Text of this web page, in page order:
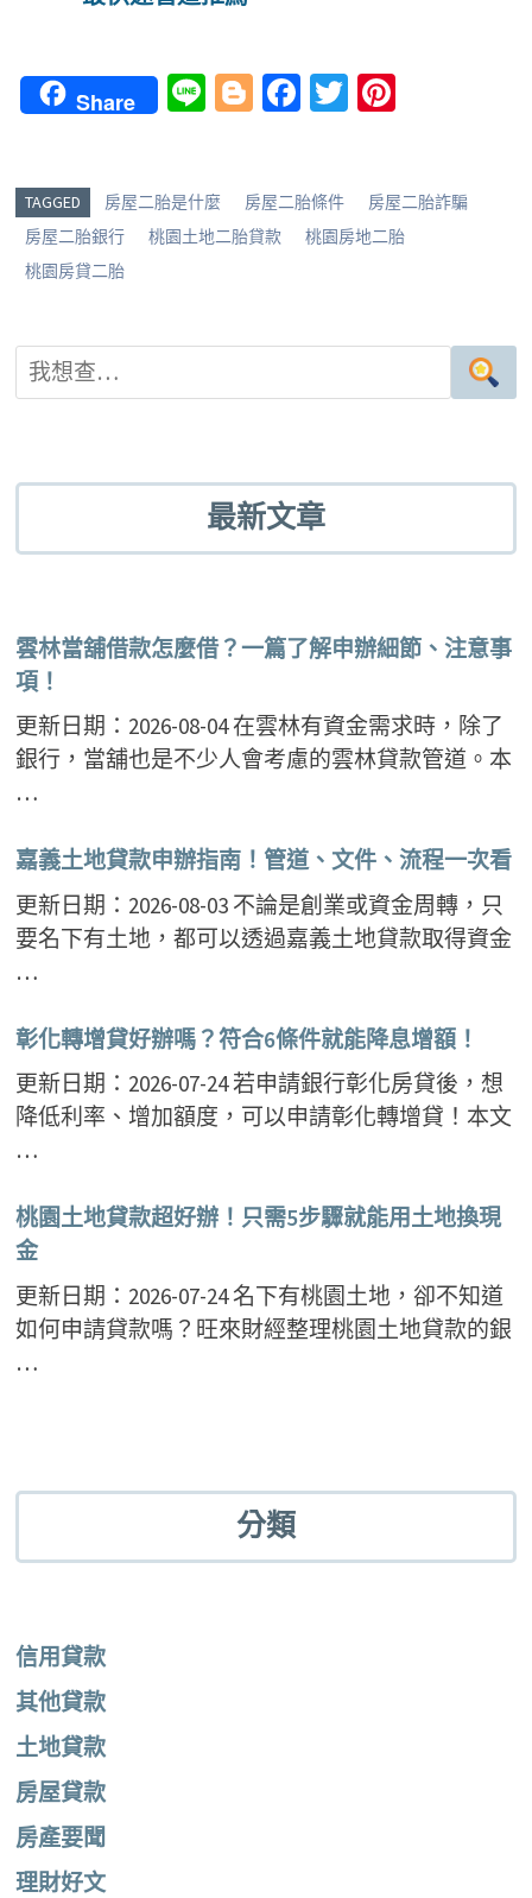
Share
Li Bl
g
er
Fa
o
o
T
er es
t
TAGGED 房屋二胎是什麼 房屋二胎條件
房屋二胎詐騙
房屋二胎銀行
桃園土地二胎貸款
桃園房地二胎
桃園房貸二胎
最新文章
雲林當舖借款怎麼借？一篇了解申辦細節、注意事
項！
更新日期：2026-08-04 在雲林有資金需求時，除了
銀行，當舖也是不少人會考慮的雲林貸款管道。本
…
嘉義土地貸款申辦指南！管道、文件、流程一次看
更新日期：2026-08-03 不論是創業或資金周轉，只
要名下有土地，都可以透過嘉義土地貸款取得資金
…
彰化轉增貸好辦嗎？符合6條件就能降息增額！
更新日期：2026-07-24 若申請銀行彰化房貸後，想
降低利率、增加額度，可以申請彰化轉增貸！本文
…
桃園土地貸款超好辦！只需5步驟就能用土地換現
金
更新日期：2026-07-24 名下有桃園土地，卻不知道
如何申請貸款嗎？旺來財經整理桃園土地貸款的銀
…
分類
信用貸款
其他貸款
土地貸款
房屋貸款
房產要聞
理財好文